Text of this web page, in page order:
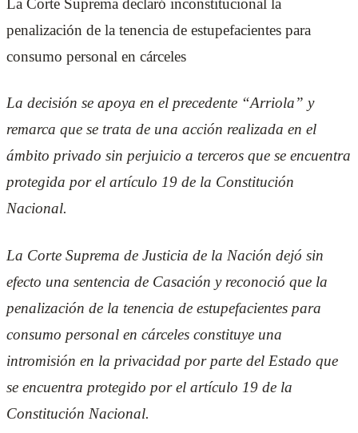
La Corte Suprema declaró inconstitucional la
penalización de la tenencia de estupefacientes para
consumo personal en cárceles
La decisión se apoya en el precedente “Arriola” y
remarca que se trata de una acción realizada en el
ámbito privado sin perjuicio a terceros que se encuentra
protegida por el artículo 19 de la Constitución
Nacional.
La Corte Suprema de Justicia de la Nación dejó sin
efecto una sentencia de Casación y reconoció que la
penalización de la tenencia de estupefacientes para
consumo personal en cárceles constituye una
intromisión en la privacidad por parte del Estado que
se encuentra protegido por el artículo 19 de la
Constitución Nacional.